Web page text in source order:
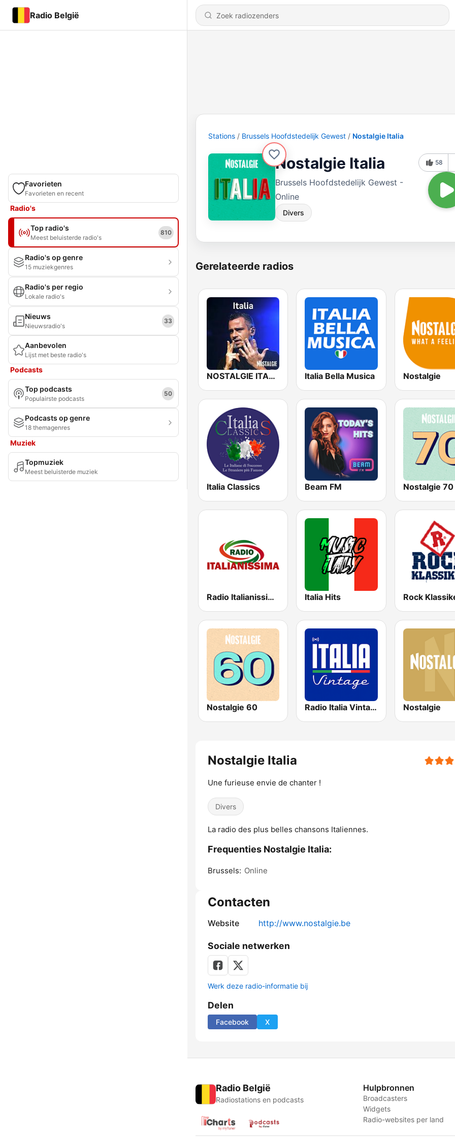
Radio België
Favorieten
Favorieten en recent
Radio's
Top radio's
Meest beluisterde radio's
810
Radio's op genre
15 muziekgenres
Radio's per regio
Lokale radio's
Nieuws
Nieuwsradio's
33
Aanbevolen
Lijst met beste radio's
Podcasts
Top podcasts
Populairste podcasts
50
Podcasts op genre
18 themagenres
Muziek
Topmuziek
Meest beluisterde muziek
Stations Brussels Hoofdstedelijk Gewest Nostalgie Italia
Nostalgie Italia
Brussels Hoofdstedelijk Gewest -
Online
Divers
58
Gerelateerde radios
NOSTALGIE ITALIA Italia Bella Musica Nostalgie
Italia Classics Beam FM Nostalgie 70
Radio Italianissima Italia Hits Rock
Nostalgie 60 Radio Italia Vintage Nostalgie
Nostalgie Italia
Une furieuse envie de chanter !
Divers
La radio des plus belles chansons Italiennes.
Frequenties Nostalgie Italia:
Brussels: Online
Contacten
Website http://www.nostalgie.be
Sociale netwerken
Werk deze radio-informatie bij
Delen
Facebook X
Radio België
Radiostations en podcasts
Hulpbronnen
Broadcasters
Widgets
Radio-websites per land